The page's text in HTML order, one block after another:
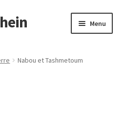
Menu
Nabou et Tashmetoum